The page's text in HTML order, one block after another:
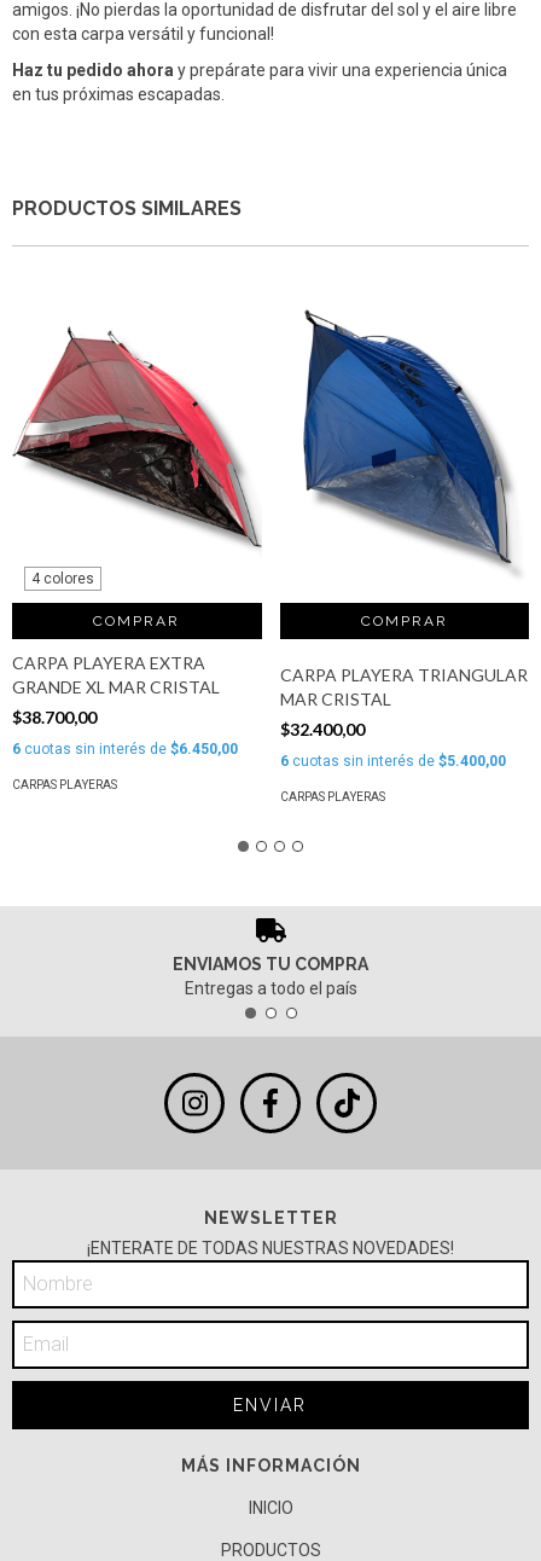
amigos. ¡No pierdas la oportunidad de disfrutar del sol y el aire libre
con esta carpa versátil y funcional!
Haz tu pedido ahora y prepárate para vivir una experiencia única
en tus próximas escapadas.
PRODUCTOS SIMILARES
4 colores
COMPRAR
CARPA PLAYERA EXTRA
GRANDE XL MAR CRISTAL
$38.700,00
6 cuotas sin interés de $6.450,00
CARPAS PLAYERAS
CARPA PLAYERA TRIANGULAR
MAR CRISTAL
$32.400,00
6cuotas sin interés de $5.400,00
CARPAS PLAYERAS
ENVIAMOS TU COMPRA
Entregas a todo el país
NEWSLETTER
¡ENTERATE DE TODAS NUESTRAS NOVEDADES!
MÁS INFORMACIÓN
INICIO
PRODUCTOS